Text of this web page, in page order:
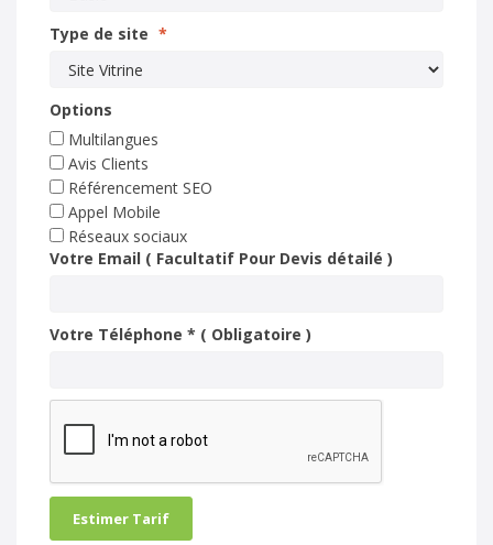
Type de site *
Options
Multilangues
Avis Clients
Référencement SEO
Appel Mobile
Réseaux sociaux
Votre Email ( Facultatif Pour Devis détailé )
Votre Téléphone * ( Obligatoire )
Estimer Tarif